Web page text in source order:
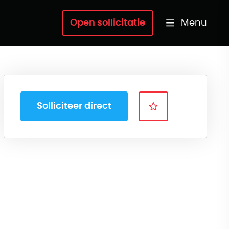
Open sollicitatie Menu
Solliciteer direct